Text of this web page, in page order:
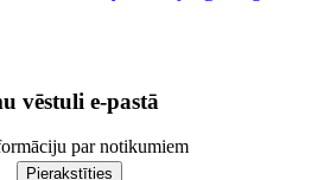
vēstuli e-pastā
par notikumiem